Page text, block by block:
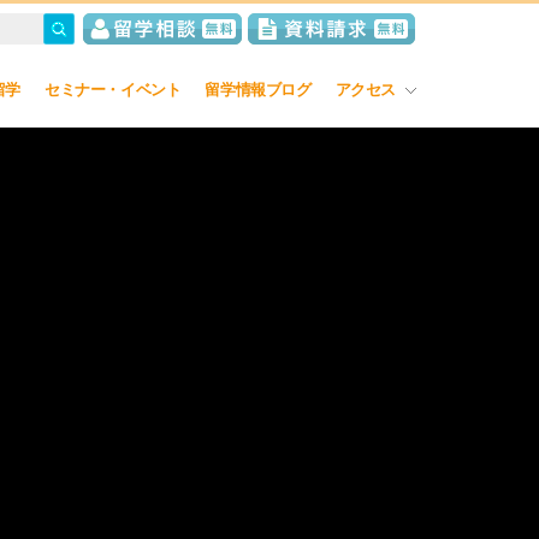
学 セミナー・イベント 留学情報ブログ アクセス